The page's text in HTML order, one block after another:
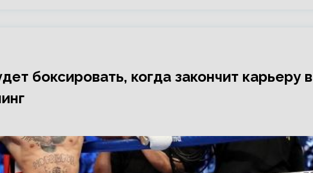
боксировать, когда закончит карьеру в